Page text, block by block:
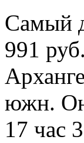
Самый
991
южн. Он
17 час